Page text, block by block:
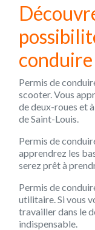
Permis de
scooter. Vous
de deux-roues et
de Saint-Louis.
Permis de
apprendrez les
serez prêt à
Permis de
utilitaire. Si vous
travailler dans le
indispensable.